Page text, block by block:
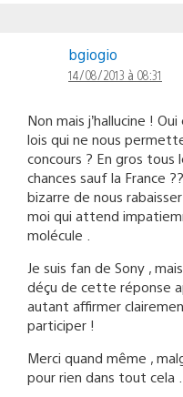
bgiogio
14/08/2013 à 08:31
Non mais j’hallucine !
lois qui ne nous
concours ? En gros tous
chances sauf la France
bizarre de nous
moi qui attend
molécule .
Je suis fan de Sony ,
déçu de cette réponse
autant affirmer
participer !
Merci quand même ,
pour rien dans tout cela .